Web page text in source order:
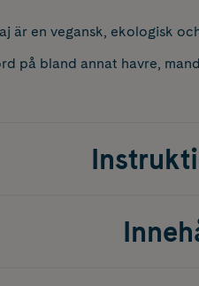
är en vegansk, ekologisk
på bland annat havre,